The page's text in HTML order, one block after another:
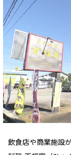
飲食店や商業施設